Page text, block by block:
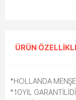
ÜRÜN
*HOLLANDA
*10YIL